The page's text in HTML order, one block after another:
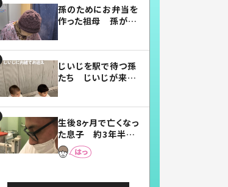
孫のためにお弁当を
作った祖母 孫が絶
じいじを駅で待つ孫
たち じいじが来た
まらない」「幸せにな
れる」
生後8ヶ月で亡くなっ
た息子 約3年半
後、当時の妻の日記
に書いてあった本音